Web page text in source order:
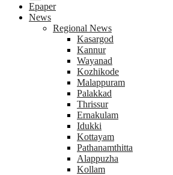
Epaper
News
Regional News
Kasargod
Kannur
Wayanad
Kozhikode
Malappuram
Palakkad
Thrissur
Ernakulam
Idukki
Kottayam
Pathanamthitta
Alappuzha
Kollam